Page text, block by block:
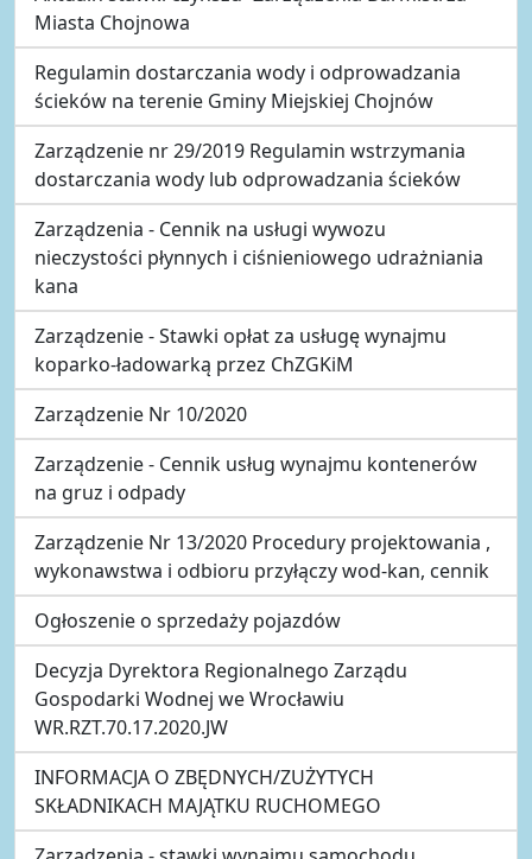
Miasta Chojnowa
Regulamin dostarczania wody i odprowadzania
ścieków na terenie Gminy Miejskiej Chojnów
Zarządzenie nr 29/2019 Regulamin wstrzymania
dostarczania wody lub odprowadzania ścieków
Zarządzenia - Cennik na usługi wywozu
nieczystości płynnych i ciśnieniowego udrażniania
kana
Zarządzenie - Stawki opłat za usługę wynajmu
koparko-ładowarką przez ChZGKiM
Zarządzenie Nr 10/2020
Zarządzenie - Cennik usług wynajmu kontenerów
na gruz i odpady
Zarządzenie Nr 13/2020 Procedury projektowania ,
wykonawstwa i odbioru przyłączy wod-kan, cennik
Ogłoszenie o sprzedaży pojazdów
Decyzja Dyrektora Regionalnego Zarządu
Gospodarki Wodnej we Wrocławiu
WR.RZT.70.17.2020.JW
INFORMACJA O ZBĘDNYCH/ZUŻYTYCH
SKŁADNIKACH MAJĄTKU RUCHOMEGO